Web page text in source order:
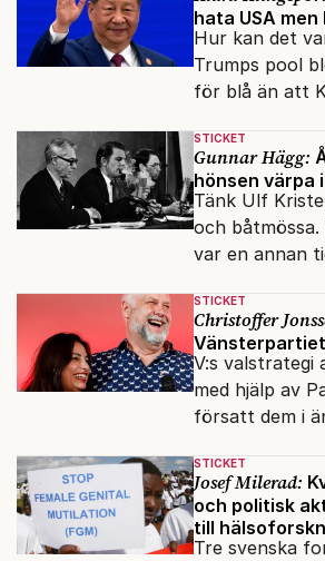
hata USA
Hur kan det
Trumps pool
för blå än att
STICKET
Gunnar Hägg:
hönsen värpa
Tänk Ulf
och
var en annan
otänkbart.
STICKET
Christoffer
V:s valstrategi
med hjälp av
försatt dem i
terrorvurm.
STICKET
Josef Milerad:
och politisk
till
Tre svenska